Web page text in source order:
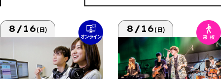
8/16(日) 8/16(日)